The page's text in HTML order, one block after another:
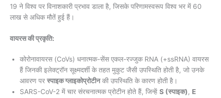
19 ने विश्व पर विनाशकारी प्रभाव डाला है, जिसके परिणामस्वरूप विश्व भर में 60
लाख से अधिक मौतें हुई हैं।
वायरस की प्रकृति:
कोरोनावायरस (CoVs) धनात्मक-सेंस एकल-रज्जुक RNA (+ssRNA) वायरस
हैं जिनकी इलेक्ट्रॉन सूक्ष्मदर्शी के तहत मुकुट जैसी उपस्थिति होती है, जो उनके
आवरण पर स्पाइक ग्लाइकोप्रोटीनकी उपस्थिति के कारण होती है।
SARS-CoV-2 में चार संरचनात्मक प्रोटीन होते हैं, जिन्हें S (स्पाइक), E